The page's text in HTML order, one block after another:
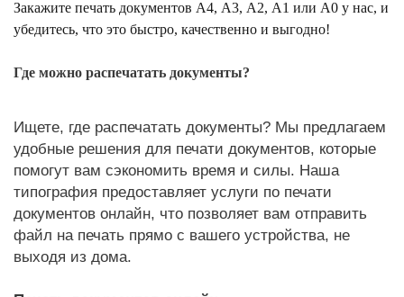
Закажите печать документов А4, А3, А2, А1 или А0 у нас, и
убедитесь, что это быстро, качественно и выгодно!
Где можно распечатать документы?
Ищете, где распечатать документы? Мы предлагаем
удобные решения для печати документов, которые
помогут вам сэкономить время и силы. Наша
типография предоставляет услуги по печати
документов онлайн, что позволяет вам отправить
файл на печать прямо с вашего устройства, не
выходя из дома.